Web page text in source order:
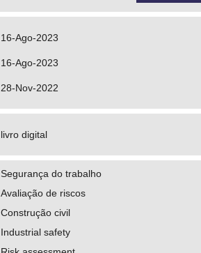
16-Ago-2023
16-Ago-2023
28-Nov-2022
livro digital
Segurança do trabalho
Avaliação de riscos
Construção civil
Industrial safety